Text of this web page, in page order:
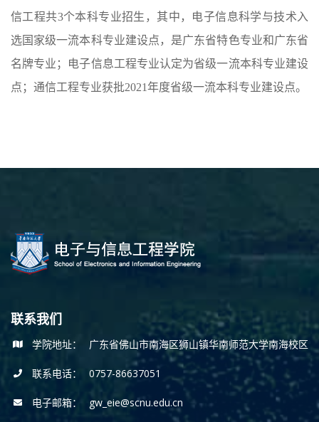
信工程共3个本科专业招生，其中，电子信息科学与技术入
选国家级一流本科专业建设点，是广东省特色专业和广东省
名牌专业 ； 电子信息工程专业认定为省级一流本科专业建设
点；通信工程专业获批2021年度省级一流本科专业建设点。
联系我们
学院地址： 广东省佛山市南海区狮山镇华南师范大学南海校区
联系电话： 0757-86637051
电子邮箱： gw_eie@scnu.edu.cn